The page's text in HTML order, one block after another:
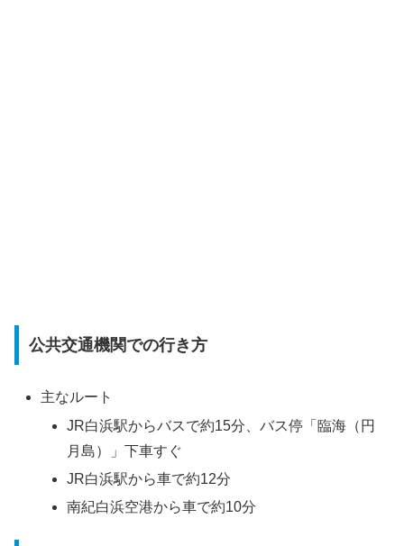
公共交通機関での行き方
主なルート
JR白浜駅からバスで約15分、バス停「臨海（円
月島）」下車すぐ
JR白浜駅から車で約12分
南紀白浜空港から車で約10分